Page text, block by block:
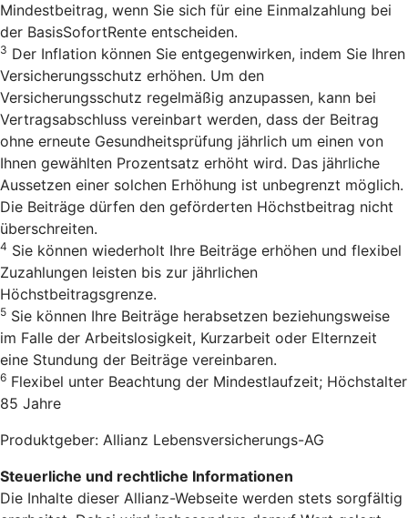
Mindestbeitrag, wenn Sie sich für eine Einmalzahlung bei
der BasisSofortRente entscheiden.
3 Der Inflation können Sie entgegenwirken, indem Sie Ihren
Versicherungsschutz erhöhen. Um den
Versicherungsschutz regelmäßig anzupassen, kann bei
Vertragsabschluss vereinbart werden, dass der Beitrag
ohne erneute Gesundheitsprüfung jährlich um einen von
Ihnen gewählten Prozentsatz erhöht wird. Das jährliche
Aussetzen einer solchen Erhöhung ist unbegrenzt möglich.
Die Beiträge dürfen den geförderten Höchstbeitrag nicht
überschreiten.
4 Sie können wiederholt Ihre Beiträge erhöhen und flexibel
Zuzahlungen leisten bis zur jährlichen
Höchstbeitragsgrenze.
5 Sie können Ihre Beiträge herabsetzen beziehungsweise
im Falle der Arbeitslosigkeit, Kurzarbeit oder Elternzeit
eine Stundung der Beiträge vereinbaren.
6 Flexibel unter Beachtung der Mindestlaufzeit; Höchstalter
85 Jahre
Produktgeber: Allianz Lebensversicherungs-AG
Steuerliche und rechtliche Informationen
Die Inhalte dieser Allianz-Webseite werden stets sorgfältig